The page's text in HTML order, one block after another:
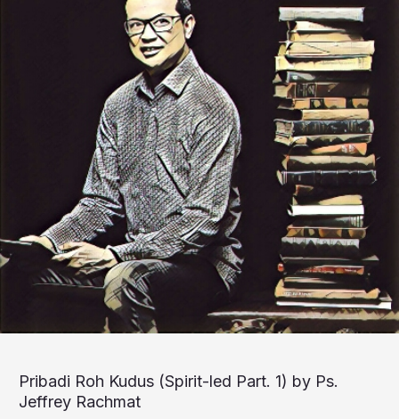
Pribadi Roh Kudus (Spirit-led Part. 1) by Ps.
Jeffrey Rachmat